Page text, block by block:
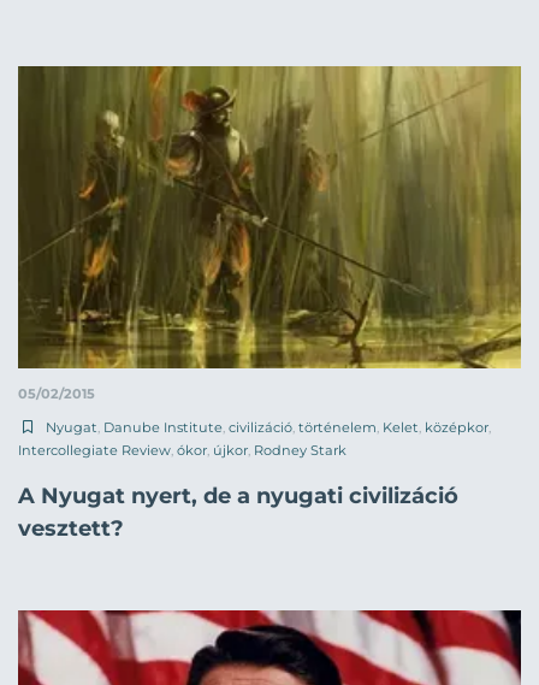
05/02/2015
Nyugat Danube Institute civilizáció történelem Kelet középkor
Intercollegiate Review ókor újkor Rodney Stark
A Nyugat nyert, de a nyugati civilizáció
vesztett?